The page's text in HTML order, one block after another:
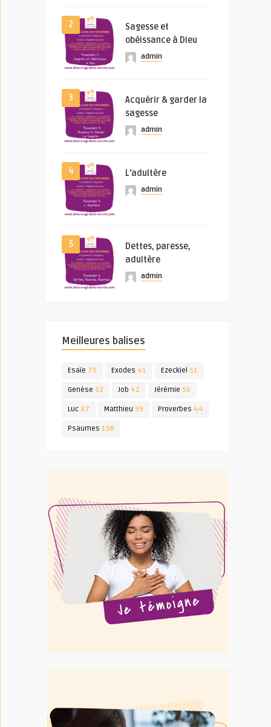
2
Sagesse et
obéissance à Dieu
admin
3
Acquérir & garder la
sagesse
admin
4 L’adultère
admin
5
Dettes, paresse,
adultère
admin
Meilleures balises
Esaïe 75 Exodes 41 Ezeckiel 51
Genèse 52 Job 42 Jérémie 56
Luc 37 Matthieu 39 Proverbes 44
Psaumes 158